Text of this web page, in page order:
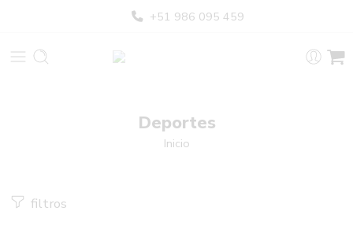
+51 986 095 459
Deportes
Inicio
filtros